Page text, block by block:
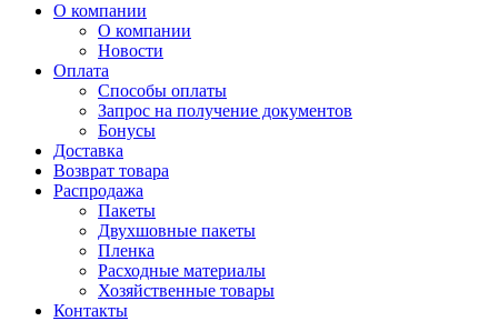
О компании
О компании
Новости
Оплата
Способы оплаты
Запрос на получение документов
Бонусы
Доставка
Возврат товара
Распродажа
Пакеты
Двухшовные пакеты
Пленка
Расходные материалы
Хозяйственные товары
Контакты